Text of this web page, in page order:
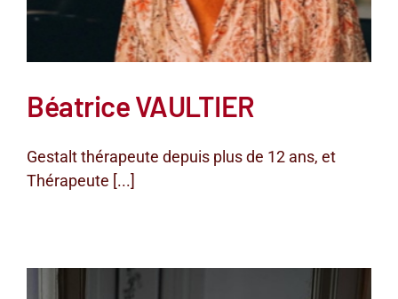
Béatrice VAULTIER
Gestalt thérapeute depuis plus de 12 ans, et
Thérapeute [...]